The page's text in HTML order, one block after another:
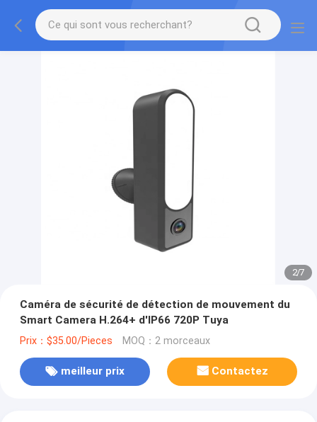
2/7
Caméra de sécurité de détection de mouvement du
Smart Camera H.264+ d'IP66 720P Tuya
Prix：$35.00/Pieces MOQ：2 morceaux
meilleur prix Contactez